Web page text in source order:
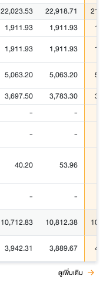
22,023.53 22,918.71
1,911.93 1,911.93
1,911.93 1,911.93
5,063.20 5,063.20
3,697.50 3,783.30
- -
- -
40.20 53.96
- -
10,712.83 10,812.38
3,942.31 3,889.67
ดูเพิ่มเติม